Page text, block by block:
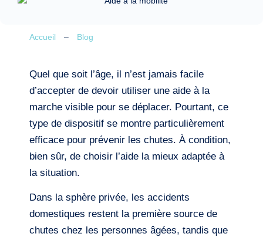
Accueil – Blog
Quel que soit l’âge, il n’est jamais facile
d’accepter de devoir utiliser une aide à la
marche visible pour se déplacer. Pourtant, ce
type de dispositif se montre particulièrement
efficace pour prévenir les chutes. À condition,
bien sûr, de choisir l’aide la mieux adaptée à
la situation.
Dans la sphère privée, les accidents
domestiques restent la première source de
chutes chez les personnes âgées, tandis que